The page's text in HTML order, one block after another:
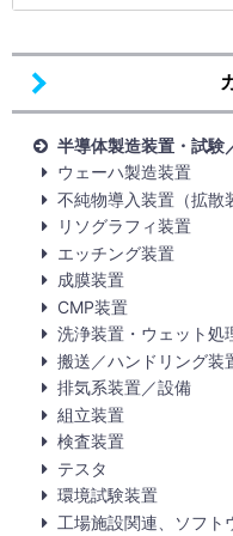
半導体製造装置・試験
ウェーハ製造装置
不純物導入装置（拡散
リソグラフィ装置
エッチング装置
成膜装置
CMP装置
洗浄装置・ウェット処
搬送／ハンドリング装
排気系装置／設備
組立装置
検査装置
テスタ
環境試験装置
工場施設関連、ソフト